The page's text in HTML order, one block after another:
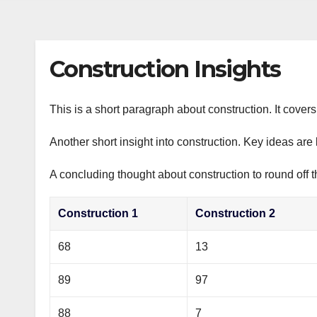
Construction Insights
This is a short paragraph about construction. It
Another short insight into construction. Key ideas
A concluding thought about construction to round off
Construction 1 Construction 2
68 13
89 97
88 7